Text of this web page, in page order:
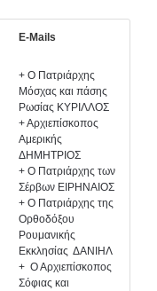
E-Mails
+ Ο Πατριάρχης
Μόσχας και πάσης
Ρωσίας ΚΥΡΙΛΛΟΣ
+ Αρχιεπίσκοπος
Αμερικής
ΔΗΜΗΤΡΙΟΣ
+ Ο Πατριάρχης των
Σέρβων ΕΙΡΗΝΑΙΟΣ
+ Ο Πατριάρχης της
Ορθοδόξου
Ρουμανικής
Εκκλησίας ΔΑΝΙΗΛ
+ Ο Αρχιεπίσκοπος
Σόφιας και